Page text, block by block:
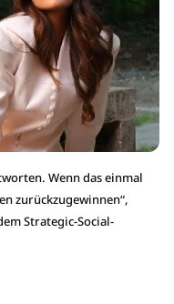
Wenn das einmal
zurückzugewinnen“,
Strategic-Social-